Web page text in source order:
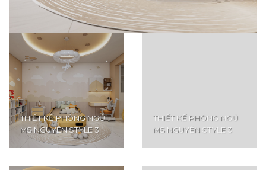
THIẾT KẾ PHÒNG NGỦ
MS NGUYÊN STYLE 3
THIẾT KẾ PHÒNG NGỦ
MS NGUYÊN STYLE 3